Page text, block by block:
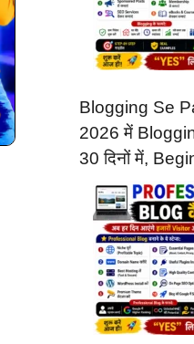
Blogging Se
2026 में
30 दिनों में,